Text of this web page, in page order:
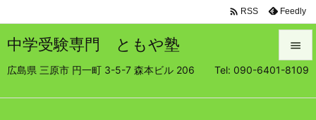
中学受験専門 ともや塾
広島県 三原市 円一町 3-5-7 森本ビル 206 Tel: 090-6401-8109


 RSS Feedly